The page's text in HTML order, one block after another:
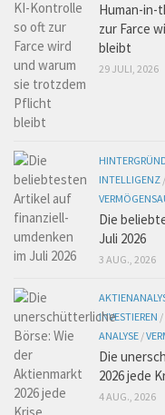
Human-in-
zur Farce
bleibt
29 JULI, 2026
INTELLIGENZ /
Die
Juli 2026
3 AUG., 2026
INVESTIEREN /
ANALYSE /
Die
2026 jede
4 AUG., 2026